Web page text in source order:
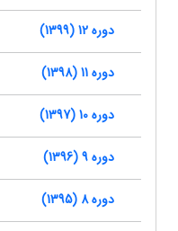
دوره 12 (1399)
دوره 11 (1398)
دوره 10 (1397)
دوره 9 (1396)
دوره 8 (1395)